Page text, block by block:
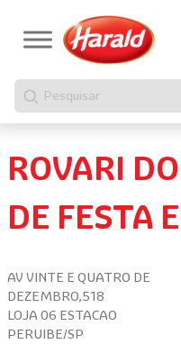
Pesquisar
ROVARI
DE FESTA
AV VINTE E QUATRO DE
DEZEMBRO,518
LOJA 06 ESTACAO
PERUIBE/SP